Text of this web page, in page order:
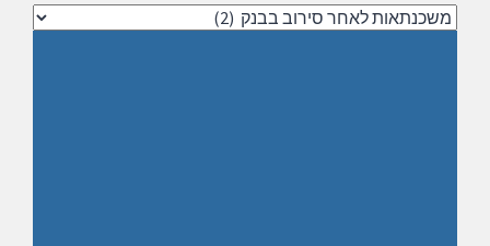
קטגורית